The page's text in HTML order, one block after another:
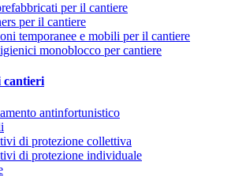
per il cantiere
per il cantiere
temporanee e mobili per il cantiere
monoblocco per cantiere
cantieri
antinfortunistico
di protezione collettiva
di protezione individuale